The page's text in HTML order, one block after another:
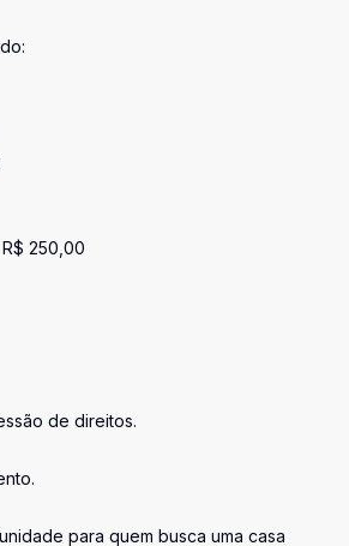
250,00
de direitos.
para quem busca uma casa